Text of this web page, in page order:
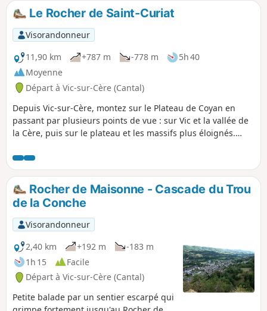
Le Rocher de Saint-Curiat
Visorandonneur
11,90 km
+787 m -778 m
5h 40
Moyenne
Départ à Vic-sur-Cère (Cantal)
Depuis Vic-sur-Cère, montez sur le Plateau de Coyan en
passant par plusieurs points de vue : sur Vic et la vallée de
la Cère, puis sur le plateau et les massifs plus éloignés.
ermitage et la Grotte des Anglais, ancien abri pour les
huguenots. En 2023, sentier entre (8) et (2) passant par le
Grotte des Anglais, interdit pour cause d'éboulement. Il est
toujours possible, jusqu'à indication contraire, de faire un
aller-retour jusqu'en (7) ou (8)
Rocher de Maisonne - Cascade du Trou
de la Conche
Visorandonneur
2,40 km
+192 m
-183 m
1h 15
Facile
Départ à Vic-sur-Cère (Cantal)
Petite balade par un sentier escarpé qui